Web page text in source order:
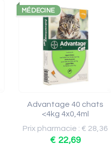
MÉDECINE
Advantage 40 chats
<4kg 4x0,4ml
Prix pharmacie : € 28,36
€ 22,69